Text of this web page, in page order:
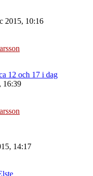
2015, 10:16
12 och 17 i dag
16:39
14:17